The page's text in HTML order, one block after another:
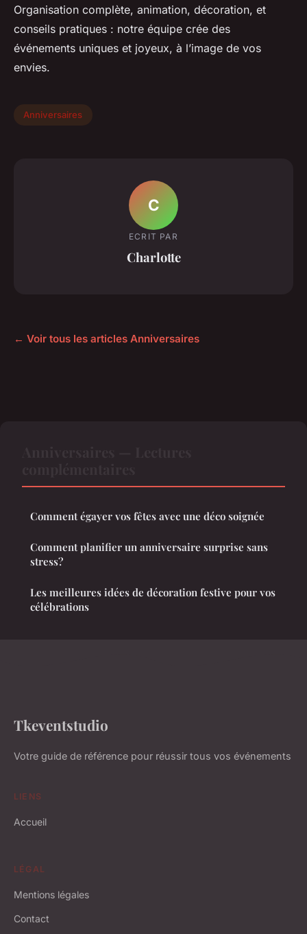
Organisation complète, animation, décoration, et
conseils pratiques : notre équipe crée des
événements uniques et joyeux, à l’image de vos
envies.
Anniversaires
C
ECRIT PAR
Charlotte
← Voir tous les articles Anniversaires
Comment égayer vos fêtes avec une déco soignée
Comment planifier un anniversaire surprise sans
stress?
Les meilleures idées de décoration festive pour vos
célébrations
Tkeventstudio
Votre guide de référence pour réussir tous vos événements
LIENS
Accueil
LÉGAL
Mentions légales
Contact